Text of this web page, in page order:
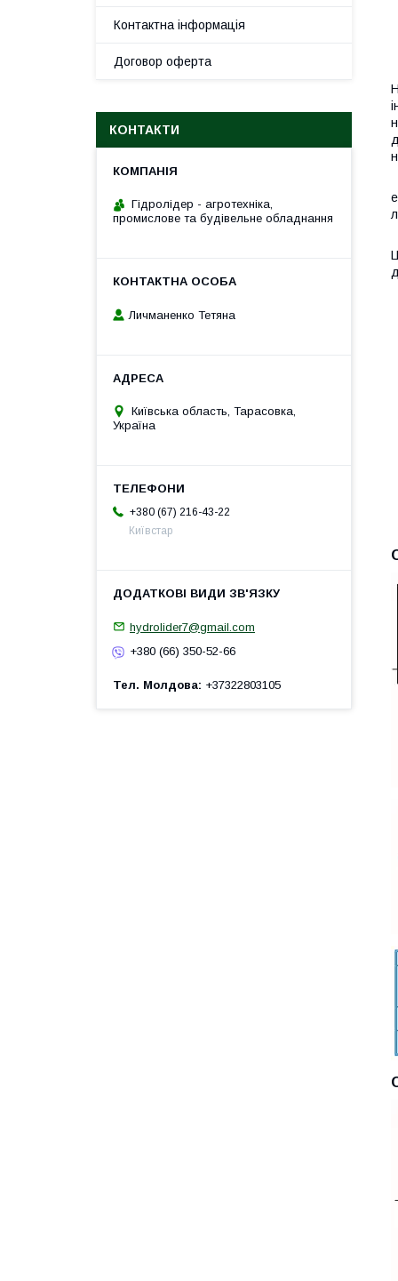
Контактна інформація
Договор оферта
КОНТАКТИ
Гідролідер - агротехніка,
промислове та будівельне обладнання
Личманенко Тетяна
Київська область, Тарасовка,
Україна
+380 (67) 216-43-22
Київстар
hydrolider7@gmail.com
+380 (66) 350-52-66
Тел. Молдова +37322803105